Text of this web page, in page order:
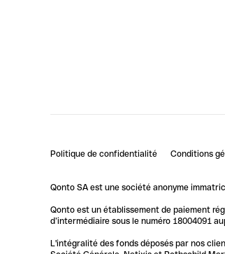
Politique de confidentialité Conditions
Qonto SA est une société anonyme
Qonto est un établissement de paiement
d’intermédiaire sous le numéro 18004091
L'intégralité des fonds déposés par nos